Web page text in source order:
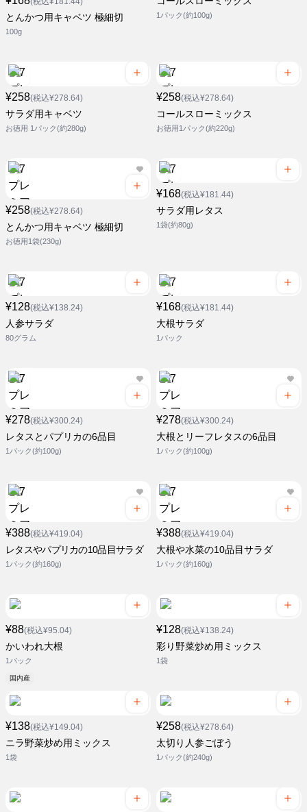
とんかつ用キャベツ 極細切
100g
1パック(約100g)
¥258(税込¥278.64)
サラダ用キャベツ
お徳用 1パック(約280g)
¥258(税込¥278.64)
コールスローミックス
お徳用1パック(約220g)
¥258(税込¥278.64)
とんかつ用キャベツ 極細切
お徳用1袋(230g)
¥168(税込¥181.44)
サラダ用レタス
1袋(約80g)
¥128(税込¥138.24)
人参サラダ
80グラム
¥168(税込¥181.44)
大根サラダ
1パック
¥278(税込¥300.24)
レタスとパプリカの6品目
1パック(約100g)
¥278(税込¥300.24)
大根とリーフレタスの6品目
1パック(約100g)
¥388(税込¥419.04)
レタスやパプリカの10品目サラダ
1パック(約160g)
¥388(税込¥419.04)
大根や水菜の10品目サラダ
1パック(約160g)
¥88(税込¥95.04)
かいわれ大根
1パック
国内産
¥128(税込¥138.24)
彩り野菜炒め用ミックス
1袋
¥138(税込¥149.04)
ニラ野菜炒め用ミックス
1袋
¥258(税込¥278.64)
太切り人参ごぼう
1パック(約240g)